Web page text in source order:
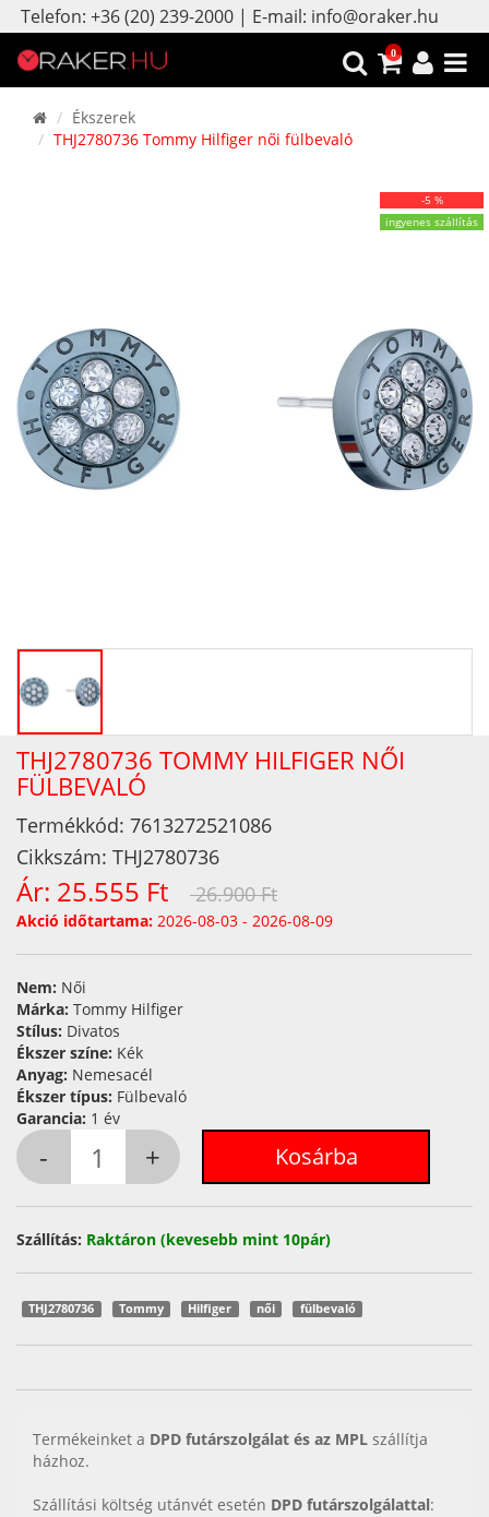
Telefon: +36 (20) 239-2000 | E-mail: info@oraker.hu
0
Ékszerek
THJ2780736 Tommy Hilfiger női fülbevaló
-5 %
ingyenes szállítás
THJ2780736 TOMMY HILFIGER NŐI
FÜLBEVALÓ
Termékkód: 7613272521086
Cikkszám: THJ2780736
Ár: 25.555 Ft 26.900 Ft
Akció időtartama: 2026-08-03 - 2026-08-09
Nem: Női
Márka: Tommy Hilfiger
Stílus: Divatos
Ékszer színe: Kék
Anyag: Nemesacél
Ékszer típus: Fülbevaló
Garancia: 1 év
Szállítás: Raktáron (kevesebb mint 10pár)
THJ2780736 Tommy Hilfiger női fülbevaló
Termékeinket a DPD futárszolgálat és az MPL szállítja
házhoz.
Szállítási költség utánvét esetén DPD futárszolgálattal: